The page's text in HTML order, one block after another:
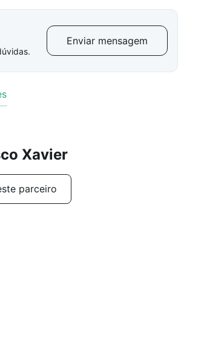
Enviar mensagem
Xavier
parceiro